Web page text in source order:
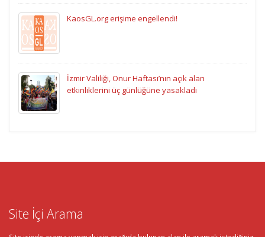
KaosGL.org erişime engellendi!
İzmir Valiliği, Onur Haftası’nın açık alan
etkinliklerini üç günlüğüne yasakladı
Site İçi Arama